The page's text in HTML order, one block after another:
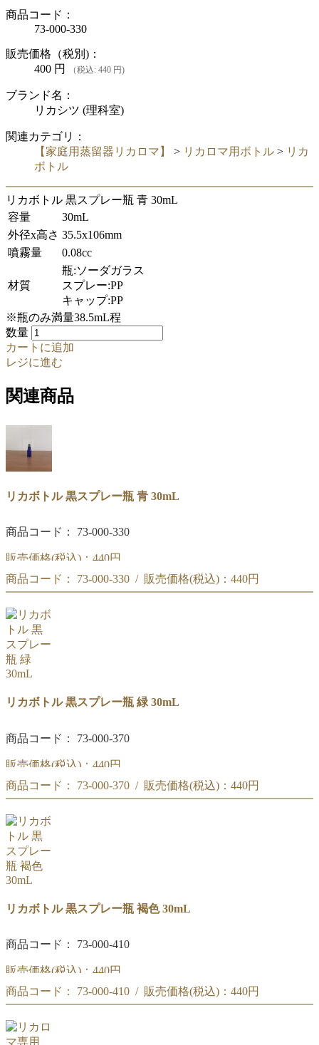
商品コード：
73-000-330
販売価格（税別)：
400 円 （税込: 440 円)
ブランド名：
リカシツ (理科室)
関連カテゴリ：
【家庭用蒸留器リカロマ】
> リカロマ用ボトル > リカ
ボトル
リカボトル 黒スプレー瓶 青 30mL
容量
30mL
外径x高さ 35.5x106mm
噴霧量
0.08cc
材質
瓶:ソーダガラス
スプレー:PP
キャップ:PP
※瓶のみ満量38.5mL程
数量
カートに追加
レジに進む
関連商品
リカボトル 黒スプレー瓶 青 30mL
商品コード： 73-000-330
販売価格(税込)： 440円
黒スプレー瓶 青 30mL
商品コード： 73-000-330 / 販売価格(税込)： 440円
黒スプレー瓶 青 30mL
リカボトル 黒スプレー瓶 緑 30mL
商品コード： 73-000-370
販売価格(税込)： 440円
黒スプレー瓶 緑 30mL
商品コード： 73-000-370 / 販売価格(税込)： 440円
黒スプレー瓶 緑 30mL
リカボトル 黒スプレー瓶 褐色 30mL
商品コード： 73-000-410
販売価格(税込)： 440円
黒スプレー瓶 褐色 30mL
商品コード： 73-000-410 / 販売価格(税込)： 440円
黒スプレー瓶 褐色 30mL